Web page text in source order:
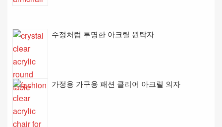
수정처럼 투명한 아크릴 원탁자
가정용 가구용 패션 클리어 아크릴 의자